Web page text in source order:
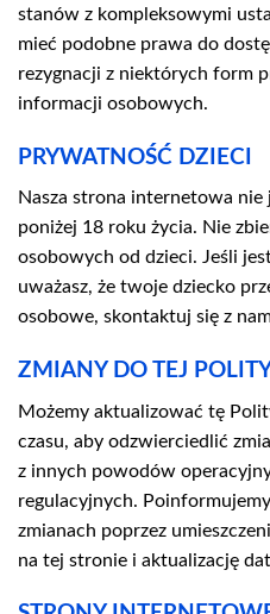
stanów z kompleksowymi
mieć podobne prawa do
rezygnacji z niektórych form
informacji osobowych.
PRYWATNOŚĆ DZIECI
Nasza strona internetowa nie
poniżej 18 roku życia. Nie
osobowych od dzieci. Jeśli
uważasz, że twoje dziecko
osobowe, skontaktuj się z
ZMIANY DO TEJ
Możemy aktualizować tę
czasu, aby odzwierciedlić
z innych powodów
regulacyjnych.
zmianach poprzez
na tej stronie i aktualizację